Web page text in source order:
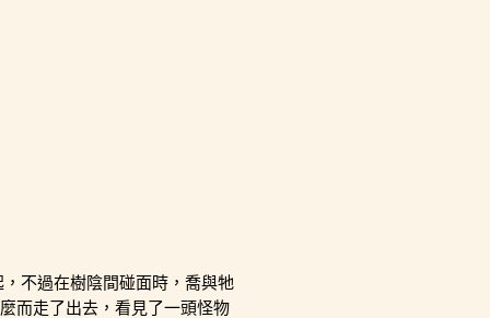
不過在樹陰間碰面時，喬與牠
而走了出去，看見了一頭怪物